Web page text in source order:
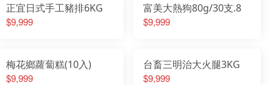
正宜日式手工豬排6KG
$9,999
富美大熱狗80g/30支.8
$9,999
梅花鄉蘿蔔糕(10入)
$9,999
台畜三明治大火腿3KG
$9,999